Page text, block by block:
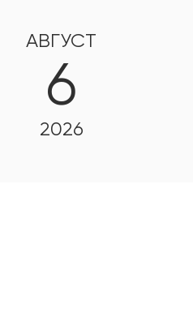
АВГУСТ
6
2026